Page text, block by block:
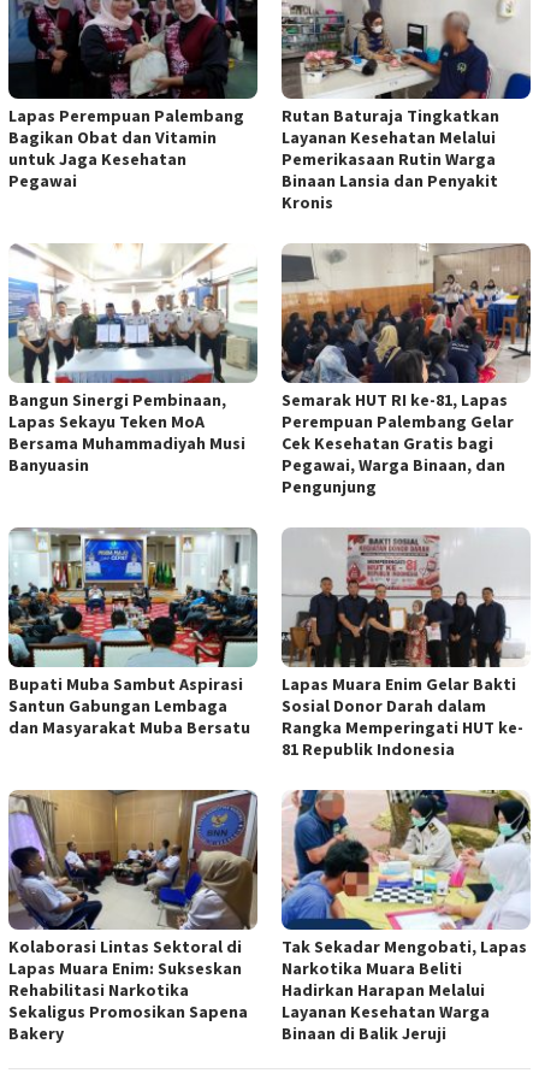
Lapas Perempuan Palembang
Bagikan Obat dan Vitamin
untuk Jaga Kesehatan
Pegawai
Rutan Baturaja Tingkatkan
Layanan Kesehatan Melalui
Pemerikasaan Rutin Warga
Binaan Lansia dan Penyakit
Kronis
Bangun Sinergi Pembinaan,
Lapas Sekayu Teken MoA
Bersama Muhammadiyah Musi
Banyuasin
Semarak HUT RI ke-81, Lapas
Perempuan Palembang Gelar
Cek Kesehatan Gratis bagi
Pegawai, Warga Binaan, dan
Pengunjung
Bupati Muba Sambut Aspirasi
Santun Gabungan Lembaga
dan Masyarakat Muba Bersatu
Lapas Muara Enim Gelar Bakti
Sosial Donor Darah dalam
Rangka Memperingati HUT ke-
81 Republik Indonesia
Kolaborasi Lintas Sektoral di
Lapas Muara Enim: Sukseskan
Rehabilitasi Narkotika
Sekaligus Promosikan Sapena
Bakery
Tak Sekadar Mengobati, Lapas
Narkotika Muara Beliti
Hadirkan Harapan Melalui
Layanan Kesehatan Warga
Binaan di Balik Jeruji